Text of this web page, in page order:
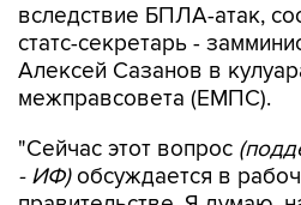
вследствие БПЛА-атак,
статс-секретарь -
Алексей Сазанов в
межправсовета (ЕМПС).
"Сейчас этот вопрос
- ИФ)обсуждается в